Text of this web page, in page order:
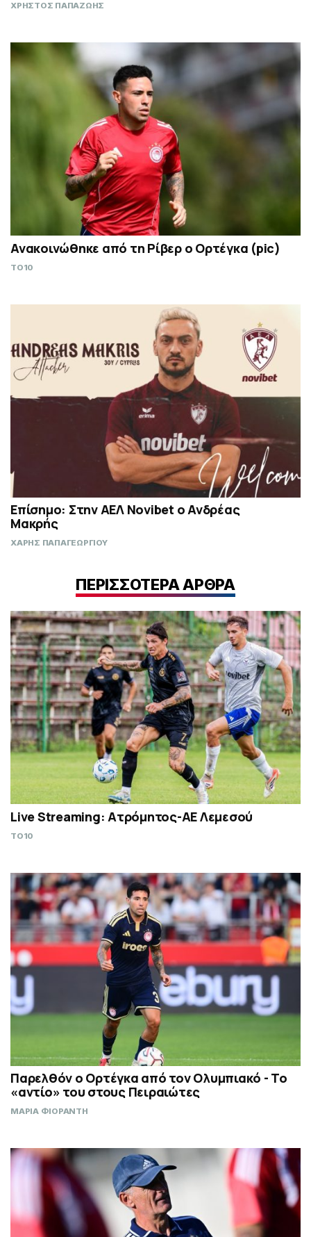
ΧΡΗΣΤΟΣ ΠΑΠΑΖΩΗΣ
Ανακοινώθηκε από τη Ρίβερ ο Ορτέγκα (pic)
TO10
Επίσημο: Στην ΑΕΛ Novibet ο Ανδρέας
Μακρής
ΧΑΡΗΣ ΠΑΠΑΓΕΩΡΓΙΟΥ
ΠΕΡΙΣΣΟΤΕΡΑ ΑΡΘΡΑ
Live Streaming: Ατρόμητος-ΑΕ Λεμεσού
TO10
Παρελθόν ο Ορτέγκα από τον Ολυμπιακό - Το
«αντίο» του στους Πειραιώτες
ΜΑΡΙΑ ΦΙΟΡΑΝΤΗ